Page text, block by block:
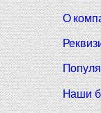
О
Наши